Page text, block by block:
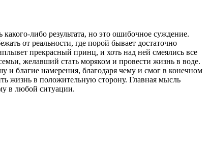
либо результата, но это ошибочное суждение.
от реальности, где порой бывает достаточно
прекрасный принц, и хоть над ней смеялись все
желавший стать моряком и провести жизнь в воде.
благие намерения, благодаря чему и смог в конечном
жизнь в положительную сторону. Главная мысль
в любой ситуации.